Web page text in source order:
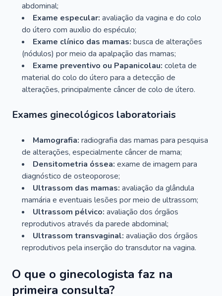
abdominal;
Exame especular: avaliação da vagina e do colo
do útero com auxílio do espéculo;
Exame clínico das mamas: busca de alterações
(nódulos) por meio da apalpação das mamas;
Exame preventivo ou Papanicolau: coleta de
material do colo do útero para a detecção de
alterações, principalmente câncer de colo de útero.
Exames ginecológicos laboratoriais
Mamografia: radiografia das mamas para pesquisa
de alterações, especialmente câncer de mama;
Densitometria óssea: exame de imagem para
diagnóstico de osteoporose;
Ultrassom das mamas: avaliação da glândula
mamária e eventuais lesões por meio de ultrassom;
Ultrassom pélvico: avaliação dos órgãos
reprodutivos através da parede abdominal;
Ultrassom transvaginal: avaliação dos órgãos
reprodutivos pela inserção do transdutor na vagina.
O que o ginecologista faz na
primeira consulta?